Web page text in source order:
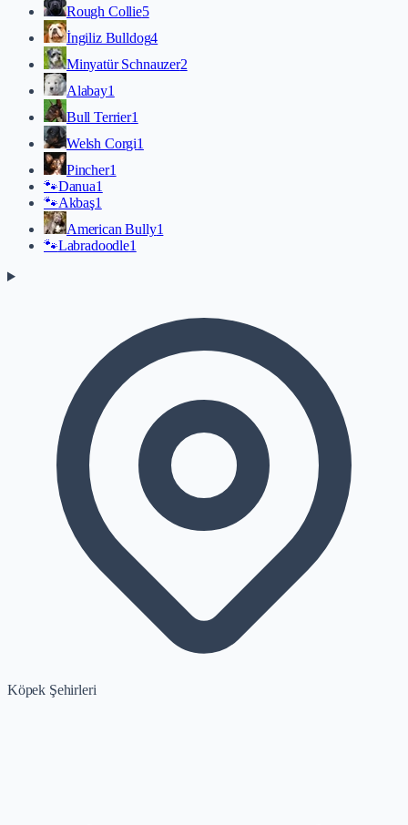
Rough Collie5
İngiliz Bulldog4
Minyatür Schnauzer2
Alabay1
Bull Terrier1
Welsh Corgi1
Pincher1
🐾Danua1
🐾Akbaş1
American Bully1
🐾Labradoodle1
Köpek Şehirleri